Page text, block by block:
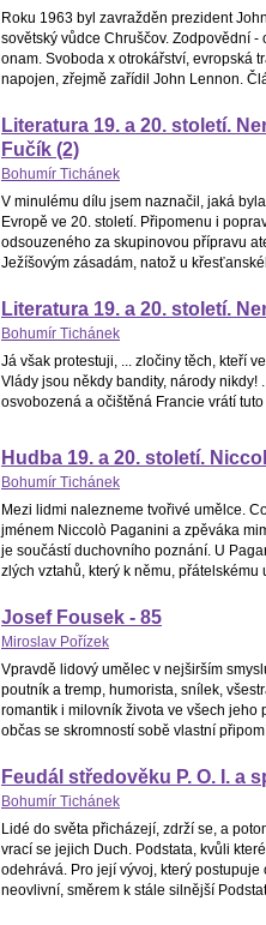
Roku 1963 byl zavražděn prezident
sovětský vůdce Chruščov. Zodpovědní
onam. Svoboda x otrokářství, evropská
napojen, zřejmě zařídil John Lennon.
Literatura 19. a 20. století.
Fučík (2)
Bohumír Tichánek
V minulému dílu jsem naznačil, jaká
Evropě ve 20. století. Připomenu i
odsouzeného za skupinovou přípravu
Ježíšovým zásadám, natož u
Literatura 19. a 20. století.
Bohumír Tichánek
Já však protestuji, ... zločiny těch, kteří
Vlády jsou někdy bandity, národy nikdy!
osvobozená a očištěná Francie vrátí
Hudba 19. a 20. století.
Bohumír Tichánek
Mezi lidmi nalezneme tvořivé umělce.
jménem Niccolò Paganini a zpěváka
je součástí duchovního poznání. U
zlých vztahů, který k němu, přátelskému
Josef Fousek - 85
Miroslav Pořízek
Vpravdě lidový umělec v nejširším
poutník a tremp, humorista, snílek,
romantik i milovník života ve všech jeho
občas se skromností sobě vlastní
Feudál středověku P. O. I. a
Bohumír Tichánek
Lidé do světa přicházejí, zdrží se, a
vrací se jejich Duch. Podstata, kvůli
odehrává. Pro její vývoj, který
neovlivní, směrem k stále silnější